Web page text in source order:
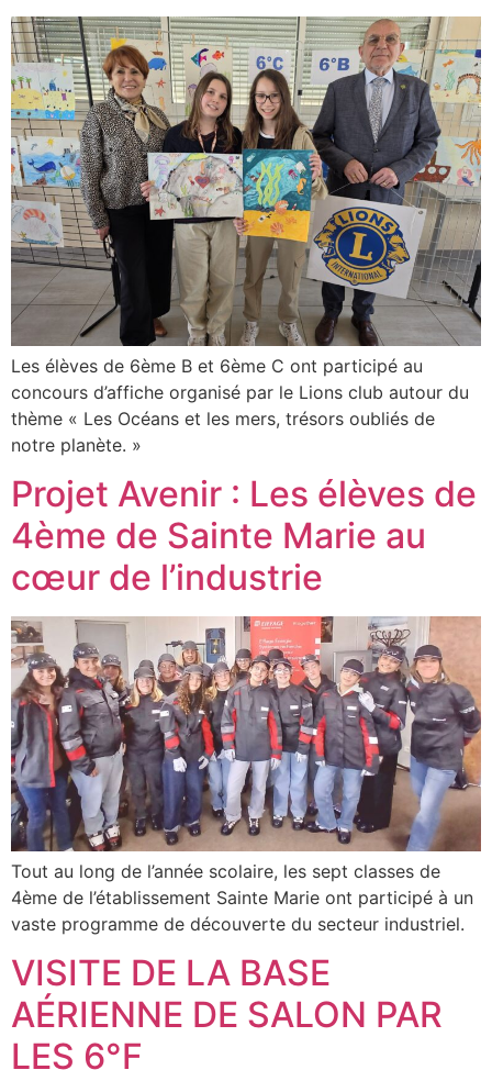
Les élèves de 6ème B et 6ème C ont participé au
concours d’affiche organisé par le Lions club autour du
thème « Les Océans et les mers, trésors oubliés de
notre planète. »
Projet Avenir : Les élèves de
4ème de Sainte Marie au
cœur de l’industrie
Tout au long de l’année scolaire, les sept classes de
4ème de l’établissement Sainte Marie ont participé à un
vaste programme de découverte du secteur industriel.
VISITE DE LA BASE
AÉRIENNE DE SALON PAR
LES 6°F